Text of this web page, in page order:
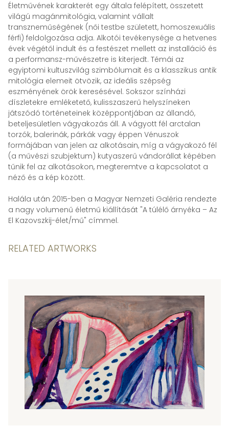
Életművének karakterét egy általa felépített, összetett
világú magánmitológia, valamint vállalt
transzneműségének (női testbe született, homoszexuális
férfi) feldolgozása adja. Alkotói tevékenysége a hetvenes
évek végétől indult és a festészet mellett az installáció és
a performansz-művészetre is kiterjedt. Témái az
egyiptomi kultuszvilág szimbólumait és a klasszikus antik
mitológia elemeit ötvözik, az ideális szépség
eszményének örök keresésével. Sokszor színházi
díszletekre emléketető, kulisszaszerű helyszíneken
játszódó történeteinek középpontjában az állandó,
beteljesületlen vágyakozás áll. A vágyott fél arctalan
torzók, balerinák, párkák vagy éppen Vénuszok
formájában van jelen az alkotásain, míg a vágyakozó fél
(a művészi szubjektum) kutyaszerű vándorállat képében
tűnik fel az alkotásokon, megteremtve a kapcsolatot a
néző és a kép között.
Halála után 2015-ben a Magyar Nemzeti Galéria rendezte
a nagy volumenű életmű kiállítását "A túlélő árnyéka – Az
El Kazovszkij-élet/mű" címmel.
RELATED ARTWORKS